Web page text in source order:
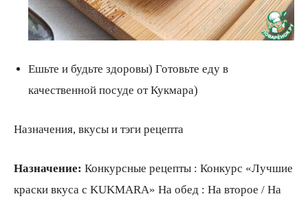
Ешьте и будьте здоровы) Готовьте еду в
качественной посуде от Кукмара)
Назначения, вкусы и тэги рецепта
Назначение: Конкурсные рецепты : Конкурс «Лучшие
краски вкуса с KUKMARA» На обед : На второе / На